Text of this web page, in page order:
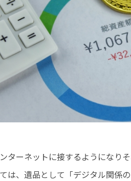
ターネットに接するようになり
は、遺品として「デジタル関係